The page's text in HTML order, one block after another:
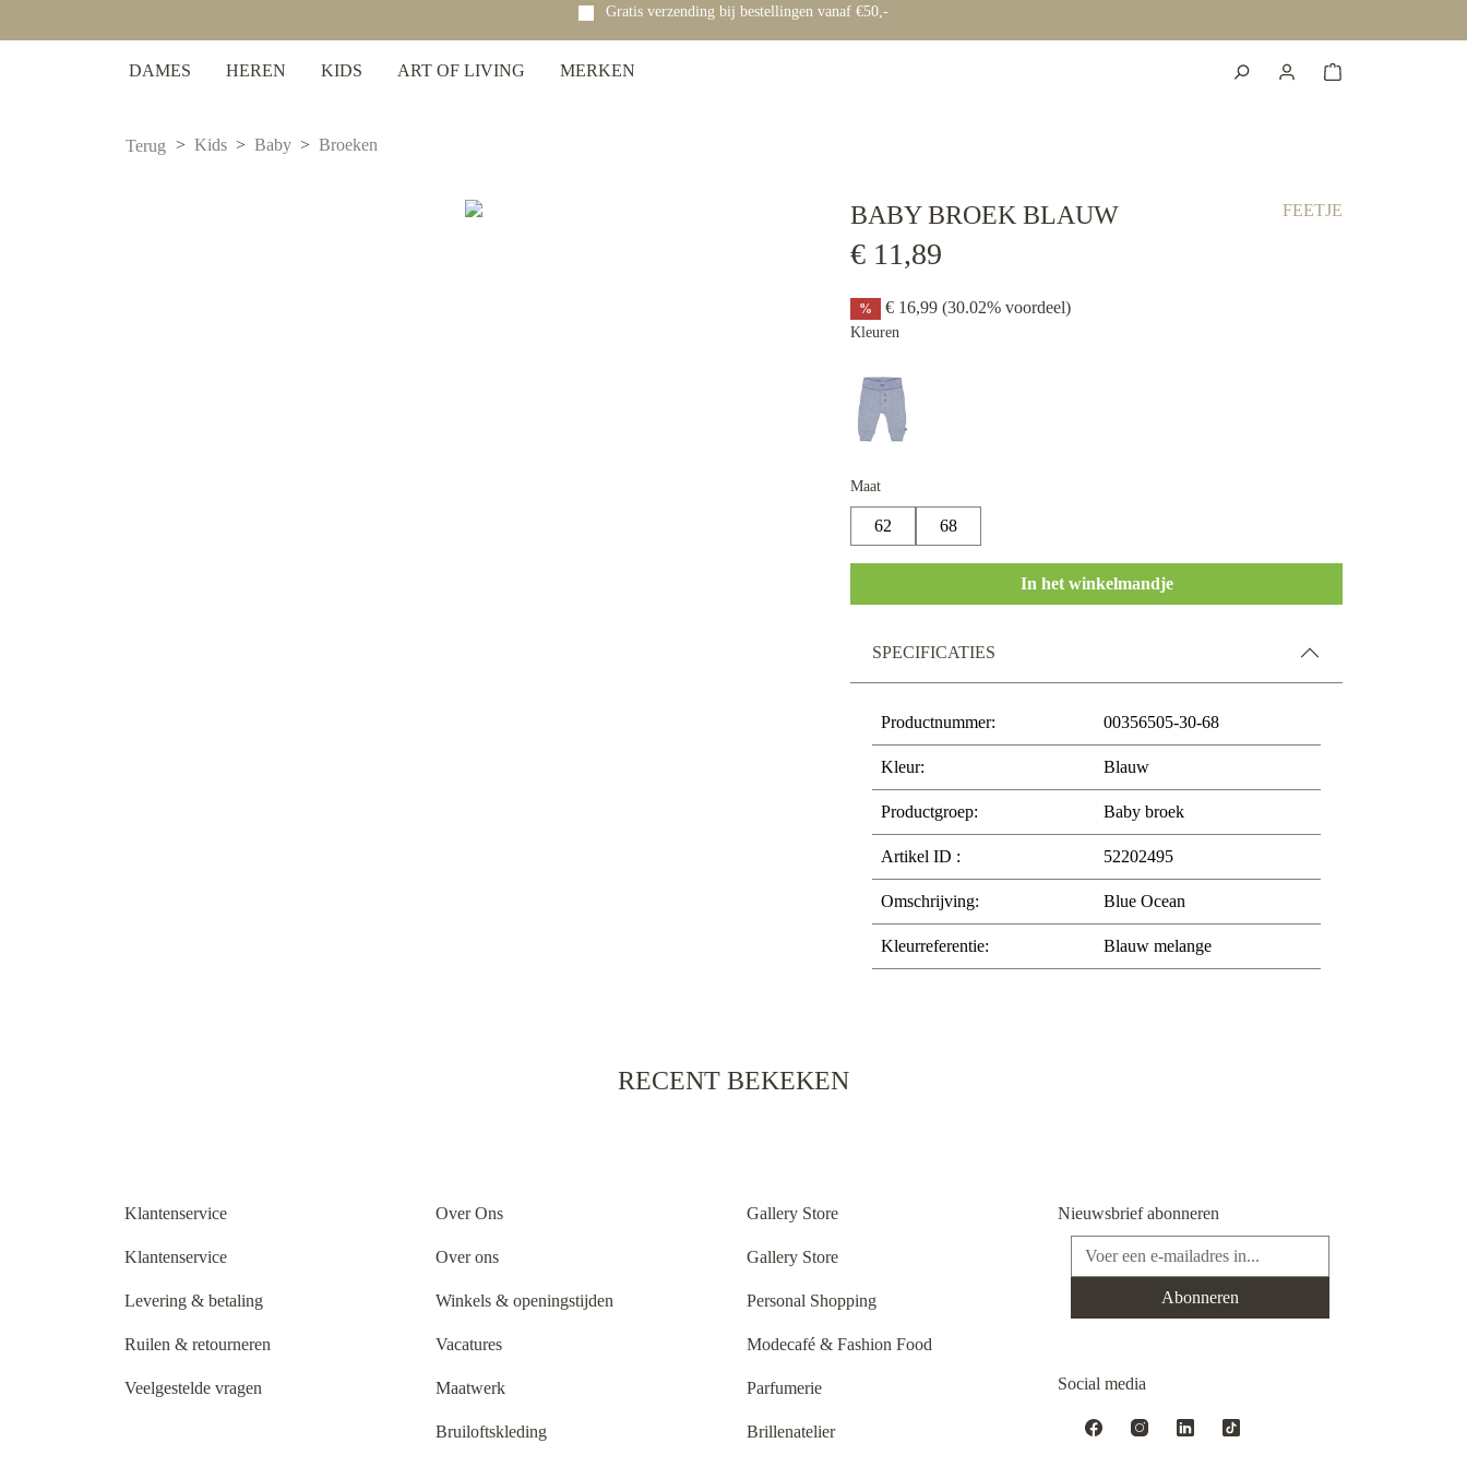
Gratis verzending bij bestellingen vanaf €50,-
DAMES HEREN KIDS ART OF LIVING MERKEN
Terug Kids Baby Broeken
BABY BROEK BLAUW FEETJE
€ 11,89
% € 16,99 (30.02% voordeel)
Kleuren
Maat
62 68
In het winkelmandje
SPECIFICATIES
Productnummer: 00356505-30-68
Kleur: Blauw
Productgroep: Baby broek
Artikel ID : 52202495
Omschrijving: Blue Ocean
Kleurreferentie: Blauw melange
RECENT BEKEKEN
Klantenservice
Klantenservice
Levering & betaling
Ruilen & retourneren
Veelgestelde vragen
Over Ons
Over ons
Winkels & openingstijden
Vacatures
Maatwerk
Bruiloftskleding
Gallery Store
Gallery Store
Personal Shopping
Modecafé & Fashion Food
Parfumerie
Brillenatelier
Nieuwsbrief abonneren
E-mailadres*
Abonneren
Social media